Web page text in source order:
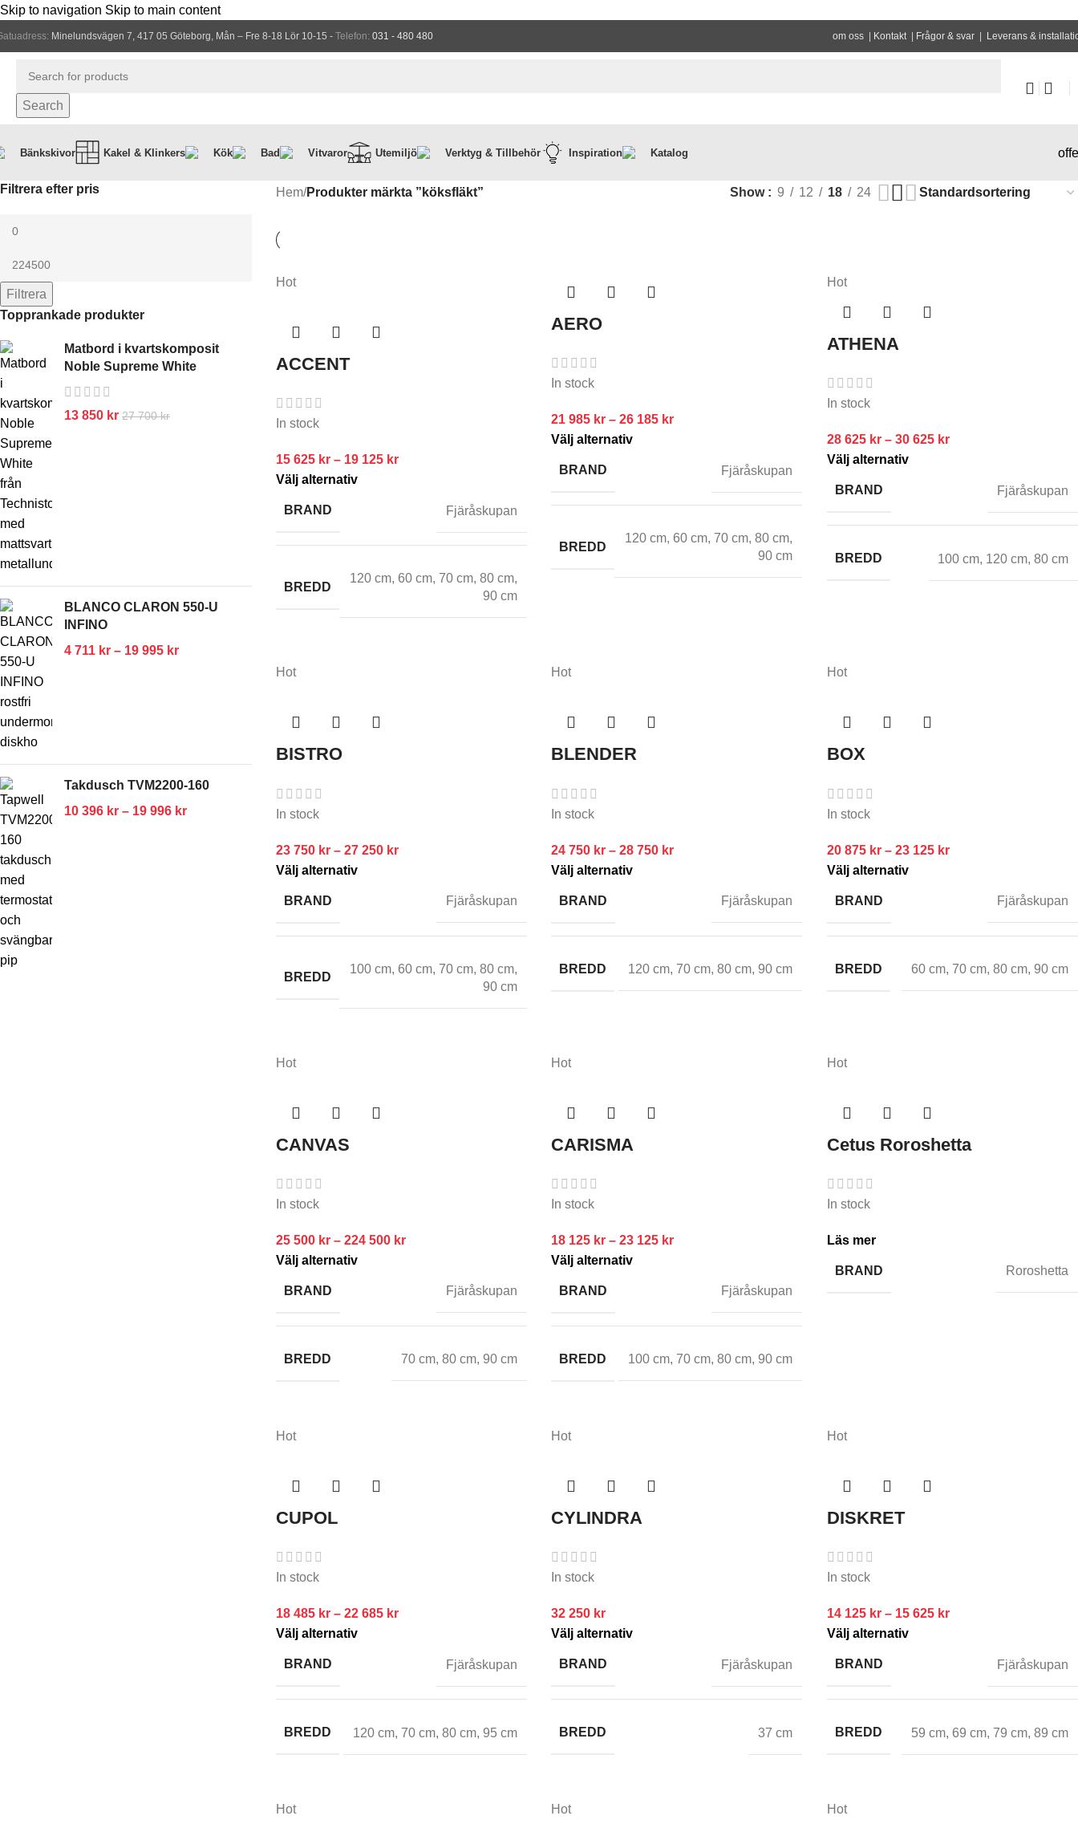
Skip to navigation Skip to main content
Minelundsvägen 7, 417 05 Göteborg, Mån – Fre 8-18 Lör 10-15 - Telefon: 031 - 480 480 om oss Kontakt| Frågor & svar Leverans &
Search
Bänkskivor Kakel & Klinkers Kök Bad Vitvaror Utemiljö Verktyg & Tillbehör Inspiration Katalog
Filtrera efter pris
Filtrera
Topprankade produkter
Matbord i kvartskomposit
Noble Supreme White
13 850 kr 27 700kr
BLANCO CLARON 550-U
INFINO
4 711 kr – 19 995 kr
Takdusch TVM2200-160
10 396 kr – 19 996 kr
Hem/Produkter märkta ”köksfläkt” Show 9 12 18 24
Hot
ACCENT
In stock
15 625 kr – 19 125 kr
Välj alternativ
BRAND Fjäråskupan
BREDD
120 cm, 60 cm, 70 cm, 80 cm,
90 cm
AERO
In stock
21 985 kr – 26 185 kr
Välj alternativ
BRAND Fjäråskupan
BREDD
120 cm, 60 cm, 70 cm, 80 cm,
90 cm
Hot
ATHENA
In stock
28 625 kr – 30 625 kr
Välj alternativ
BRAND Fjäråskupan
BREDD 100 cm, 120 cm, 80 cm
Hot
BISTRO
In stock
23 750 kr – 27 250 kr
Välj alternativ
BRAND Fjäråskupan
BREDD
100 cm, 60 cm, 70 cm, 80 cm,
90 cm
Hot
BLENDER
In stock
24 750 kr – 28 750 kr
Välj alternativ
BRAND Fjäråskupan
BREDD 120 cm, 70 cm, 80 cm, 90 cm
Hot
BOX
In stock
20 875 kr – 23 125 kr
Välj alternativ
BRAND Fjäråskupan
BREDD 60 cm, 70 cm, 80 cm, 90 cm
Hot
CANVAS
In stock
25 500 kr – 224 500 kr
Välj alternativ
BRAND Fjäråskupan
BREDD 70 cm, 80 cm, 90 cm
Hot
CARISMA
In stock
18 125 kr – 23 125 kr
Välj alternativ
BRAND Fjäråskupan
BREDD 100 cm, 70 cm, 80 cm, 90 cm
Hot
Cetus Roroshetta
In stock
Läs mer
BRAND Roroshetta
Hot
CUPOL
In stock
18 485 kr – 22 685 kr
Välj alternativ
BRAND Fjäråskupan
BREDD 120 cm, 70 cm, 80 cm, 95 cm
Hot
CYLINDRA
In stock
32 250 kr
Välj alternativ
BRAND Fjäråskupan
BREDD 37 cm
Hot
DISKRET
In stock
14 125 kr – 15 625 kr
Välj alternativ
BRAND Fjäråskupan
BREDD 59 cm, 69 cm, 79 cm, 89 cm
Hot Hot Hot